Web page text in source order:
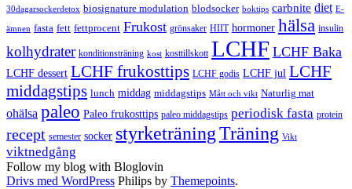
30dagarsockerdetox biosignature modulation blodsocker boktips carbnite diet E-
ämnen fasta fett fettprocent Frukost grönsaker HIIT hormoner hälsa insulin
kolhydrater konditionsträning kost kosttillskott LCHF LCHF Baka
LCHF dessert LCHF frukosttips LCHF godis LCHF jul LCHF
middagstips lunch middag middagstips Mått och vikt Naturlig mat
ohälsa paleo Paleo frukosttips paleo middagstips periodisk fasta protein
recept semester socker styrketräningTräning Vikt
viktnedgång
Follow my blog with Bloglovin
Drivs med WordPress Philips by Themepoints.